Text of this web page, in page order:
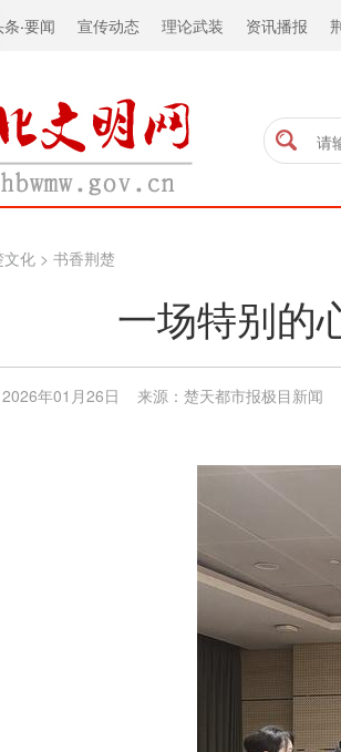
条·要闻 宣传动态 理论武装 资讯播报
文化 > 书香荆楚
一场特别的
年01月26日 来源：楚天都市报极目新闻